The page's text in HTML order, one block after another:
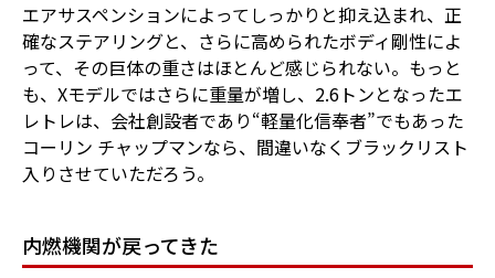
エアサスペンションによってしっかりと抑え込まれ、正
確なステアリングと、さらに高められたボディ剛性によ
って、その巨体の重さはほとんど感じられない。もっと
も、Xモデルではさらに重量が増し、2.6トンとなったエ
レトレは、会社創設者であり“軽量化信奉者”でもあった
コーリン チャップマンなら、間違いなくブラックリスト
入りさせていただろう。
内燃機関が戻ってきた